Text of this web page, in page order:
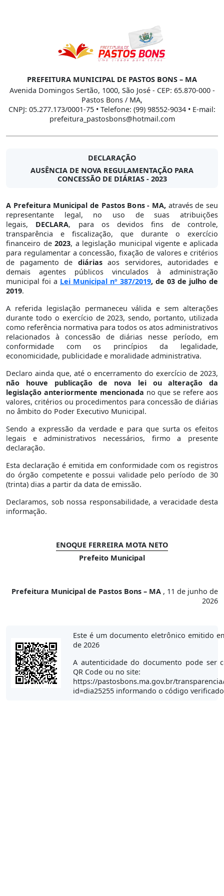
PREFEITURA MUNICIPAL DE PASTOS BONS – MA
Avenida Domingos Sertão, 1000, São José - CEP: 65.870-000 -
Pastos Bons / MA,
CNPJ: 05.277.173/0001-75 • Telefone: (99) 98552-9034 • E-mail:
prefeitura_pastosbons@hotmail.com
DECLARAÇÃO
AUSÊNCIA DE NOVA REGULAMENTAÇÃO PARA
CONCESSÃO DE DIÁRIAS - 2023
A Prefeitura Municipal de Pastos Bons - MA, através de seu
representante legal, no uso de suas atribuições
legais, DECLARA, para os devidos fins de controle,
transparência e fiscalização, que durante o exercício
financeiro de 2023, a legislação municipal vigente e aplicada
para regulamentar a concessão, fixação de valores e critérios
de pagamento de diáriasaos servidores, autoridades e
demais agentes públicos vinculados à administração
municipal foi a Lei Municipal nº 387/2019, de 03 de julho de
2019.
A referida legislação permaneceu válida e sem alterações
durante todo o exercício de 2023, sendo, portanto, utilizada
como referência normativa para todos os atos administrativos
relacionados à concessão de diárias nesse período, em
conformidade com os princípios da legalidade,
economicidade, publicidade e moralidade administrativa.
Declaro ainda que, até o encerramento do exercício de 2023,
não houve publicação de nova lei ou alteração da
legislação anteriormente mencionada no que se refere aos
valores, critérios ou procedimentos para concessão de diárias
no âmbito do Poder Executivo Municipal.
Sendo a expressão da verdade e para que surta os efeitos
legais e administrativos necessários, firmo a presente
declaração.
Esta declaração é emitida em conformidade com os registros
do órgão competente e possui validade pelo período de 30
(trinta) dias a partir da data de emissão.
Declaramos, sob nossa responsabilidade, a veracidade desta
informação.
ENOQUE FERREIRA MOTA NETO
Prefeito Municipal
Prefeitura Municipal de Pastos Bons – MA , 11 de junho de
2026
Este é um documento eletrônico emitido
de 2026
A autenticidade do documento pode ser
QR Code ou no site:
https://pastosbons.ma.gov.br/
id=dia25255 informando o código